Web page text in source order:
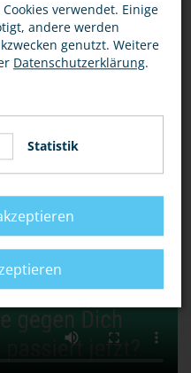
verwendet. Einige
andere werden
genutzt. Weitere
Datenschutzerklärung.
Statistik